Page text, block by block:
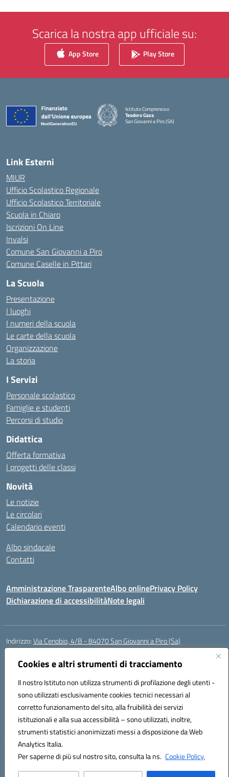
Cookies e altri strumenti di tracciamento
Il nostro Istituto non utilizza strumenti di profilazione degli utenti -
sono utilizzati esclusivamente cookies tecnici necessari al
corretto funzionamento del sito, alla fruibilità dei servizi
istituzionali e alla sua accessibilità – sono utilizzati, inoltre,
strumenti statistici anonimizzati messi a disposizione da Web
Analytics Italia.
Per saperne di più sul nostro sito, consulta la ns. Cookie Policy.
Scarica la nostra app ufficiale su:
App Store Play Store
Istituto Comprensivo
Teodoro Gaza
San Giovanni a Piro (SA)
Link Esterni
MIUR
Ufficio Scolastico Regionale
Ufficio Scolastico Territoriale
Scuola in Chiaro
Iscrizioni On Line
Invalsi
Comune San Giovanni a Piro
Comune Caselle in Pittari
La Scuola
Presentazione
I luoghi
I numeri della scuola
Le carte della scuola
Organizzazione
La storia
I Servizi
Personale scolastico
Famiglie e studenti
Percorsi di studio
Didattica
Offerta formativa
I progetti delle classi
Novità
Le notizie
Le circolari
Calendario eventi
Albo sindacale
Contatti
Amministrazione TrasparenteAlbo onlinePrivacy Policy
Dichiarazione di accessibilitàNote legali
Indirizzo:Via Cenobio, 4/B - 84070 San Giovanni a Piro (Sa)
Centralino:
Posta elettronica certificata (PEC):saic815005@pec.istruzione.it
Codice fiscale: 84001740657
Codice meccanografico:SAIC815005
Codice Indice delle Pubbliche Amministrazioni (IPA): istsc_SAIC815005
Codice unico di fatturazione (CUF): UFDQ9V
Hosting & Powered by 3D Solution S.r.l.
Concept & Design by Designers Italia